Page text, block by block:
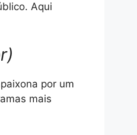
Aqui
por um
mais